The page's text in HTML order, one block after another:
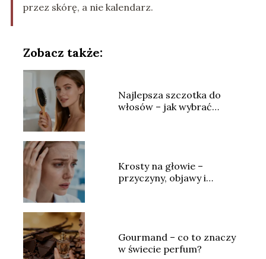
przez skórę, a nie kalendarz.
Zobacz także:
Najlepsza szczotka do
włosów – jak wybrać
Krosty na głowie –
przyczyny, objawy i
Gourmand – co to znaczy
w świecie perfum?